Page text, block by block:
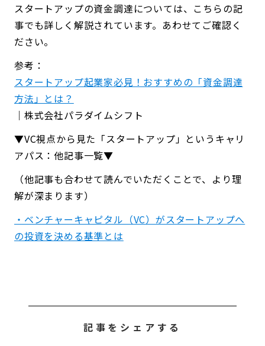
スタートアップの資金調達については、こちらの記
事でも詳しく解説されています。あわせてご確認く
ださい。
参考：
スタートアップ起業家必見！おすすめの「資金調達
方法」とは？
｜株式会社パラダイムシフト
▼VC視点から見た「スタートアップ」というキャリ
アパス：他記事一覧▼
（他記事も合わせて読んでいただくことで、より理
解が深まります）
・ベンチャーキャピタル（VC）がスタートアップへ
の投資を決める基準とは
記事をシェアする